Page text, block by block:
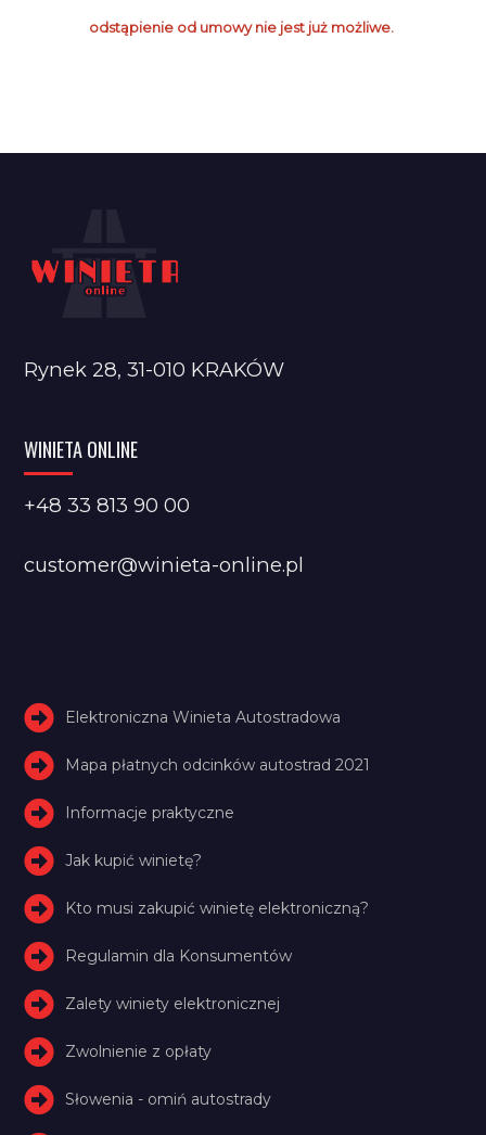
odstąpienie od umowy nie jest już możliwe.
Rynek 28, 31-010 KRAKÓW
WINIETA ONLINE
+48 33 813 90 00
customer@winieta-online.pl
Elektroniczna Winieta Autostradowa
Mapa płatnych odcinków autostrad 2021
Informacje praktyczne
Jak kupić winietę?
Kto musi zakupić winietę elektroniczną?
Regulamin dla Konsumentów
Zalety winiety elektronicznej
Zwolnienie z opłaty
Słowenia - omiń autostrady